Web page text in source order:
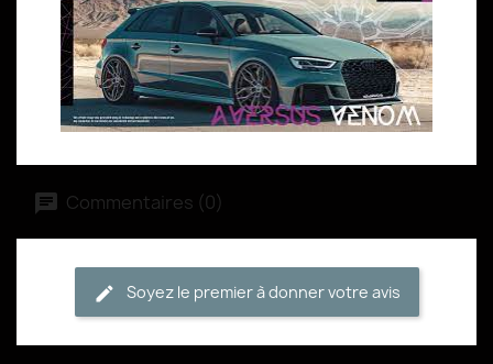
Commentaires (0)
Soyez le premier à donner votre avis